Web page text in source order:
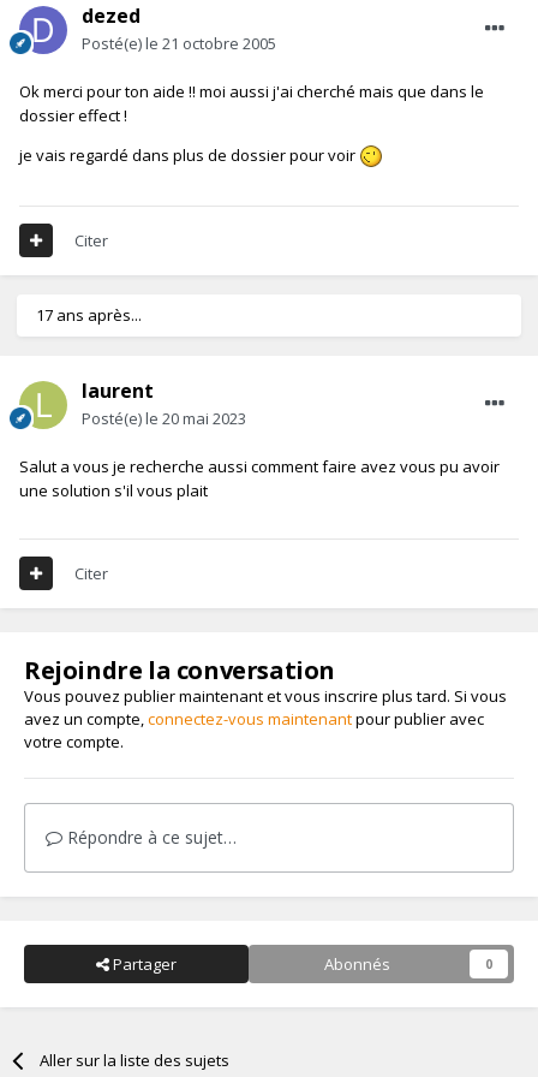
dezed
Posté(e)le 21 octobre 2005
Ok merci pour ton aide !! moi aussi j'ai cherché mais que dans le
dossier effect !
je vais regardé dans plus de dossier pour voir
Citer
17 ans après...
laurent
Posté(e)le 20 mai 2023
Salut a vous je recherche aussi comment faire avez vous pu avoir
une solution s'il vous plait
Citer
Rejoindre la conversation
Vous pouvez publier maintenant et vous inscrire plus tard. Si vous
avez un compte, connectez-vous maintenantpour publier avec
votre compte.
Répondre à ce sujet…
Partager Abonnés 0
Aller sur la liste des sujets